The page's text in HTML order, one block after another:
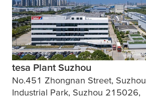
tesa Plant Suzhou
No.451 Zhongnan Street, Suzhou
Industrial Park, Suzhou 215026,